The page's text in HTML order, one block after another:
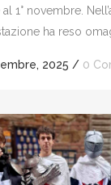
1° novembre.
ha reso
2025 / 0